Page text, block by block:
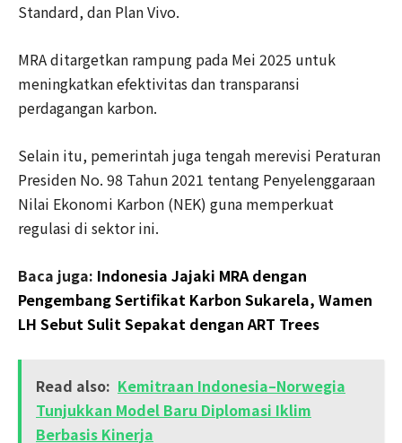
Standard, dan Plan Vivo.
MRA ditargetkan rampung pada Mei 2025 untuk
meningkatkan efektivitas dan transparansi
perdagangan karbon.
Selain itu, pemerintah juga tengah merevisi Peraturan
Presiden No. 98 Tahun 2021 tentang Penyelenggaraan
Nilai Ekonomi Karbon (NEK) guna memperkuat
regulasi di sektor ini.
Baca juga: Indonesia Jajaki MRA dengan
Pengembang Sertifikat Karbon Sukarela, Wamen
LH Sebut Sulit Sepakat dengan ART Trees
Read also: Kemitraan Indonesia–Norwegia
Tunjukkan Model Baru Diplomasi Iklim
Berbasis Kinerja